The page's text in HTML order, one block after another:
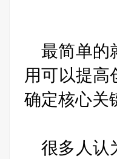
最简单的
用可以提高
确定核心关
很多人认